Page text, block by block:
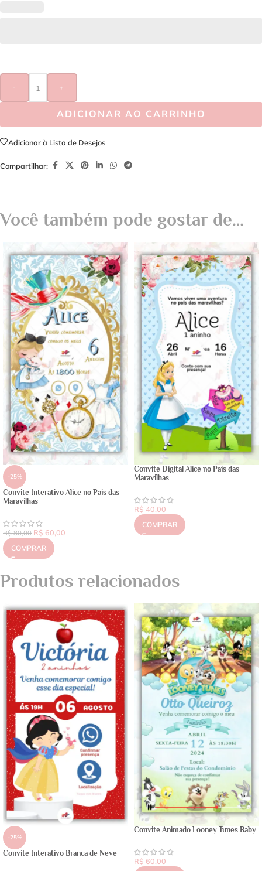
- +
ADICIONAR AO CARRINHO
Adicionar à Lista de Desejos
Compartilhar:
Você também pode gostar de…
-25%
Convite Interativo Alice no Pais das
Maravilhas
R$80,00 R$ 60,00
COMPRAR
Convite Digital Alice no Pais das
Maravilhas
R$ 40,00
COMPRAR
Produtos relacionados
-25%
Convite Interativo Branca de Neve
Convite Animado Looney Tunes Baby
R$ 60,00